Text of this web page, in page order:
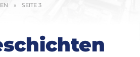
» SEITE 3